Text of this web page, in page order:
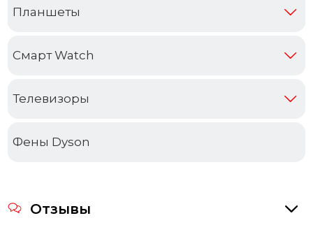
Планшеты
Смарт Watch
Телевизоры
Фены Dyson
Отзывы